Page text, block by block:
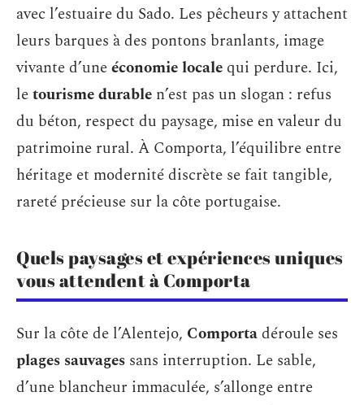
avec l’estuaire du Sado. Les pêcheurs y attachent
leurs barques à des pontons branlants, image
vivante d’uneéconomie locale qui perdure. Ici,
letourisme durable n’est pas un slogan : refus
du béton, respect du paysage, mise en valeur du
patrimoine rural. À Comporta, l’équilibre entre
héritage et modernité discrète se fait tangible,
rareté précieuse sur la côte portugaise.
Quels paysages et expériences uniques
vous attendent à Comporta
Sur la côte de l’Alentejo, Comportadéroule ses
plages sauvages sans interruption. Le sable,
d’une blancheur immaculée, s’allonge entre